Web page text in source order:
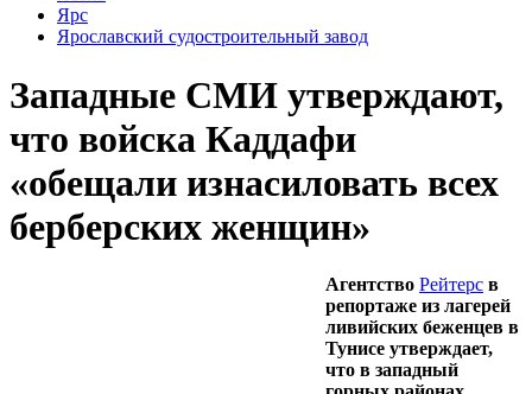
Ярс
Ярославский судостроительный завод
Западные СМИ утверждают,
что войска Каддафи
«обещали изнасиловать всех
берберских женщин»
Агентство Рейтерс в
репортаже из лагерей
ливийских беженцев в
Тунисе утверждает,
что в западный